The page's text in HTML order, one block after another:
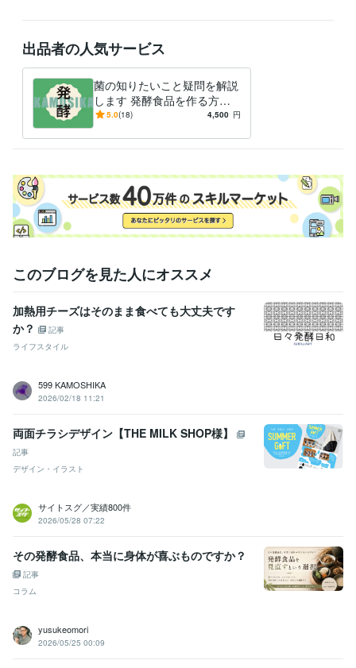
高等学校教諭免許 取得年 : 1993年
食品衛生管理者
食品衛生責任者 取得年 : 1993年
有機溶剤作業主任者 取得年 : 2007年
アロマテラピー検定1級 取得年 : 2005年
ボイラー取扱技能者 取得年 : 2005年
得意分野
住まい・美容・生活相談
発酵食品など菌の話とことん語り、答えま
食生活
出品者の人気サービス
菌の知りたいこと疑問を解説
します 発酵食品を作る方、
食べる方へ、欠かせない
5.0(18) 4,500 円
このブログを見た人にオススメ
加熱用チーズはそのまま食べても大丈夫です
か？
記事
ライフスタイル
599 KAMOSHIKA
2026/02/18 11:21
両面チラシデザイン【THE MILK SHOP様】
記事
デザイン・イラスト
サイトスグ／実績800件
2026/05/28 07:22
その発酵食品、本当に身体が喜ぶものですか？
記事
コラム
yusukeomori
2026/05/25 00:09